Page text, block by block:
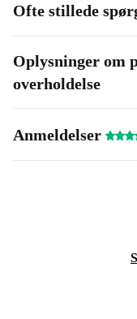
Ofte stillede
Oplysninger om
overholdelse
Anmeldelser